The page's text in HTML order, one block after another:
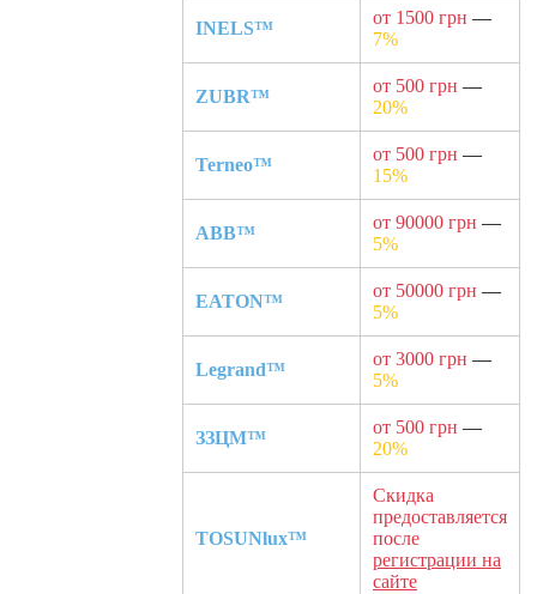
INELS™
от 1500 грн —
7%
ZUBR™
от 500 грн —
20%
Terneo™
от 500 грн —
15%
ABB™
от 90000 грн —
5%
EATON™
от 50000 грн —
5%
Legrand™
от 3000 грн —
5%
ЗЗЦМ™
от 500 грн —
20%
TOSUNlux™
Скидка
предоставляется
после
регистрации на
сайте